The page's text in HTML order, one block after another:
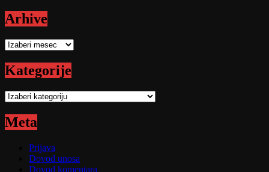
Arhive
Arhive
Kategorije
Kategorije
Meta
Prijava
Dovod unosa
Dovod komentara